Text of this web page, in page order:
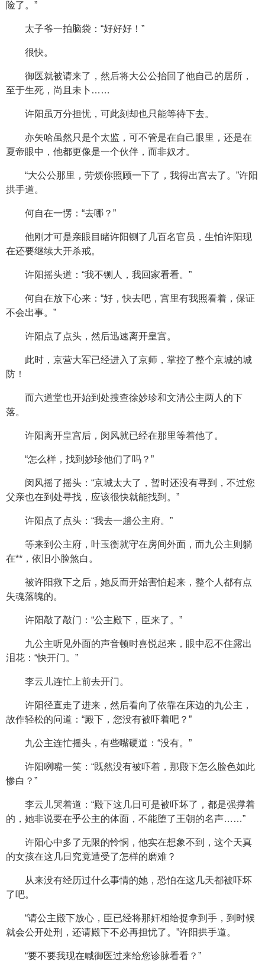
险了。”
太子爷一拍脑袋：“好好好！”
很快。
御医就被请来了，然后将大公公抬回了他自己的居所，
至于生死，尚且未卜……
许阳虽万分担忧，可此刻却也只能等待下去。
亦矢哈虽然只是个太监，可不管是在自己眼里，还是在
夏帝眼中，他都更像是一个伙伴，而非奴才。
“大公公那里，劳烦你照顾一下了，我得出宫去了。”许阳
拱手道。
何自在一愣：“去哪？”
他刚才可是亲眼目睹许阳铡了几百名官员，生怕许阳现
在还要继续大开杀戒。
许阳摇头道：“我不铡人，我回家看看。”
何自在放下心来：“好，快去吧，宫里有我照看着，保证
不会出事。”
许阳点了点头，然后迅速离开皇宫。
此时，京营大军已经进入了京师，掌控了整个京城的城
防！
而六道堂也开始到处搜查徐妙珍和文清公主两人的下
落。
许阳离开皇宫后，闵风就已经在那里等着他了。
“怎么样，找到妙珍他们了吗？”
闵风摇了摇头：“京城太大了，暂时还没有寻到，不过您
父亲也在到处寻找，应该很快就能找到。”
许阳点了点头：“我去一趟公主府。”
等来到公主府，叶玉衡就守在房间外面，而九公主则躺
在**，依旧小脸煞白。
被许阳救下之后，她反而开始害怕起来，整个人都有点
失魂落魄的。
许阳敲了敲门：“公主殿下，臣来了。”
九公主听见外面的声音顿时喜悦起来，眼中忍不住露出
泪花：“快开门。”
李云儿连忙上前去开门。
许阳径直走了进来，然后看向了依靠在床边的九公主，
故作轻松的问道：“殿下，您没有被吓着吧？”
九公主连忙摇头，有些嘴硬道：“没有。”
许阳咧嘴一笑：“既然没有被吓着，那殿下怎么脸色如此
惨白？”
李云儿哭着道：“殿下这几日可是被吓坏了，都是强撑着
的，她非说要在乎公主的体面，不能堕了王朝的名声……”
许阳心中多了无限的怜悯，他实在想象不到，这个天真
的女孩在这几日究竟遭受了怎样的磨难？
从来没有经历过什么事情的她，恐怕在这几天都被吓坏
了吧。
“请公主殿下放心，臣已经将那奸相给捉拿到手，到时候
就会公开处刑，还请殿下不必再担忧了。”许阳拱手道。
“要不要我现在喊御医过来给您诊脉看看？”